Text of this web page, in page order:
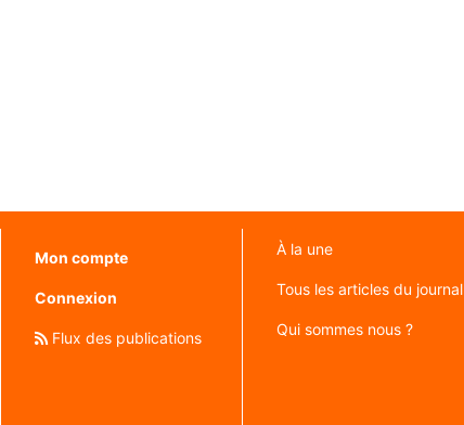
Mon compte
Connexion
Flux des publications
À la une
Tous les articles du journal
Qui sommes nous ?